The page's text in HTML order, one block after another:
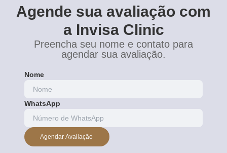
Agende sua avaliação com
a Invisa Clinic
Preencha seu nome e contato para
agendar sua avaliação.
Nome
WhatsApp
Agendar Avaliação